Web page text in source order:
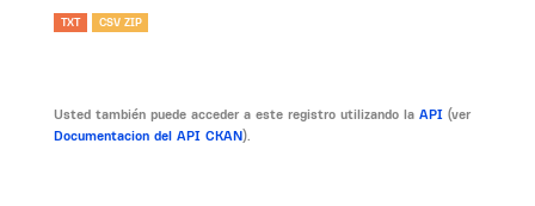
TXT CSV ZIP
Usted también puede acceder a este registro utilizando la API (ver
Documentacion del API CKAN).